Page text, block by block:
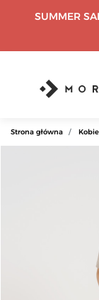
SUMMER
Strona główna